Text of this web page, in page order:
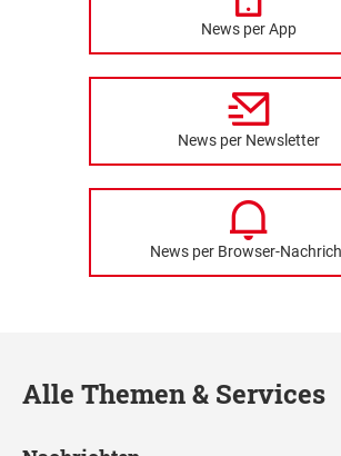
News per App
News per Newsletter
News per Browser-
Alle Themen & Services